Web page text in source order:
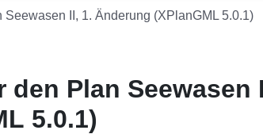
II, 1. Änderung (XPlanGML 5.0.1)
Plan Seewasen
5.0.1)